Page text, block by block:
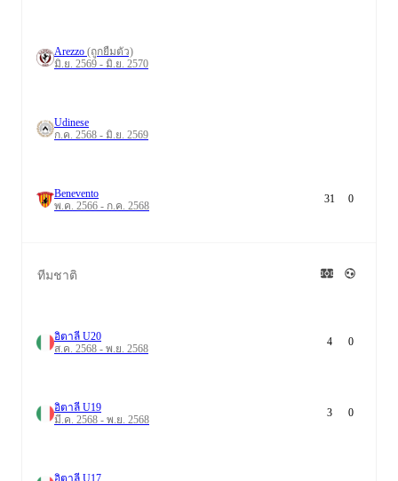
Arezzo (ถูกยืมตัว)
มิ.ย. 2569 - มิ.ย. 2570
Udinese
ก.ค. 2568 - มิ.ย. 2569
Benevento
พ.ค. 2566 - ก.ค. 2568
31 0
ทีมชาติ
อิตาลี U20
ส.ค. 2568 - พ.ย. 2568
4 0
อิตาลี U19
มี.ค. 2568 - พ.ย. 2568
3 0
อิตาลี U17